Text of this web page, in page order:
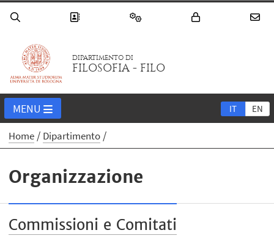
DIPARTIMENTO DI
FILOSOFIA - FILO
IT EN
MENU
Home Dipartimento
Organizzazione
Commissioni e Comitati